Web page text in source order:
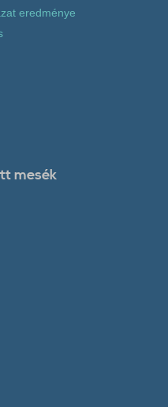
eredménye
mesék